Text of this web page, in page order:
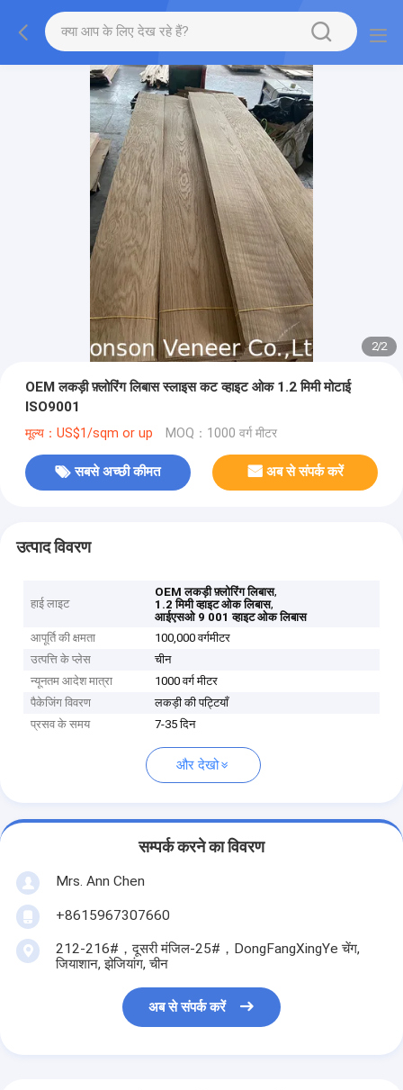
2/2
OEM लकड़ी फ़्लोरिंग लिबास स्लाइस कट व्हाइट ओक 1.2 मिमी मोटाई
ISO9001
मूल्य：US$1/sqm or up MOQ：1000 वर्ग मीटर
सबसे अच्छी कीमत अब से संपर्क करें
उत्पाद विवरण
हाई लाइट
OEM लकड़ी फ़्लोरिंग लिबास,
1.2 मिमी व्हाइट ओक लिबास,
आईएसओ 9 001 व्हाइट ओक लिबास
आपूर्ति की क्षमता
100,000 वर्गमीटर
उत्पत्ति के प्लेस
चीन
न्यूनतम आदेश मात्रा
1000 वर्ग मीटर
पैकेजिंग विवरण
लकड़ी की पट्टियाँ
प्रसव के समय
7-35 दिन
और देखो
सम्पर्क करने का विवरण
Mrs. Ann Chen
+8615967307660
212-216#，दूसरी मंजिल-25#，DongFangXingYe चेंग,
जियाशान, झेजियांग, चीन
अब से संपर्क करें